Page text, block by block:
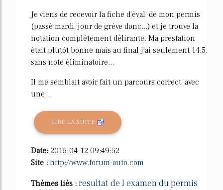
Je viens de recevoir la fiche d'éval' de mon permis
(passé mardi, jour de grève donc...) et je trouve la
notation complètement délirante. Ma prestation
était plutôt bonne mais au final j'ai seulement 14.5,
sans note éliminatoire...
Il me semblait avoir fait un parcours correct, avec
une...
LIRE LA SUITE
Date: 2015-04-12 09:49:52
Site : http://www.forum-auto.com
Thèmes liés : resultat de l examen du permis